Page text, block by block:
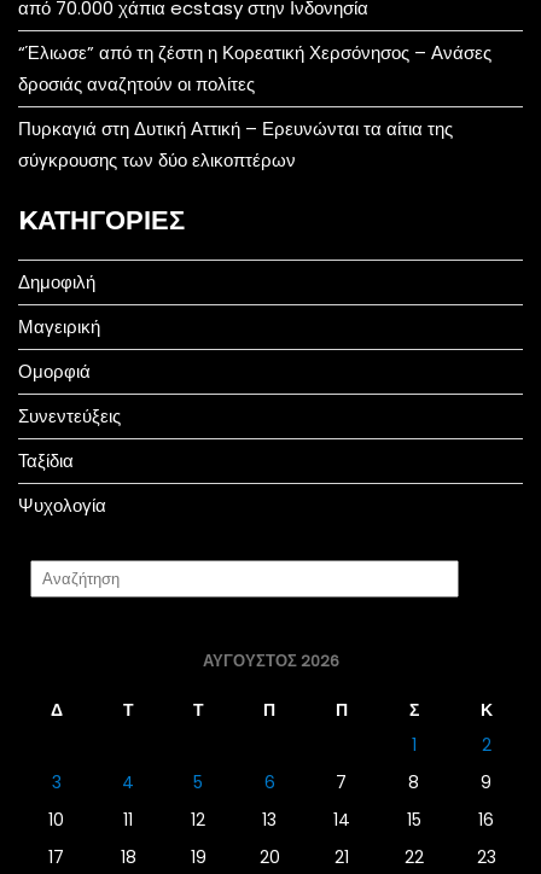
από 70.000 χάπια ecstasy στην Ινδονησία
“Έλιωσε” από τη ζέστη η Κορεατική Χερσόνησος – Ανάσες
δροσιάς αναζητούν οι πολίτες
Πυρκαγιά στη Δυτική Αττική – Ερευνώνται τα αίτια της
σύγκρουσης των δύο ελικοπτέρων
KΑΤΗΓΟΡΊΕΣ
Δημοφιλή
Μαγειρική
Ομορφιά
Συνεντεύξεις
Ταξίδια
Ψυχολογία
ΑΎΓΟΥΣΤΟΣ 2026
Δ Τ Τ Π Π Σ
Κ
1
2
3
4 5 6 7 8
9
10
11 12 13 14 15
16
17
18 19 20 21 22 23